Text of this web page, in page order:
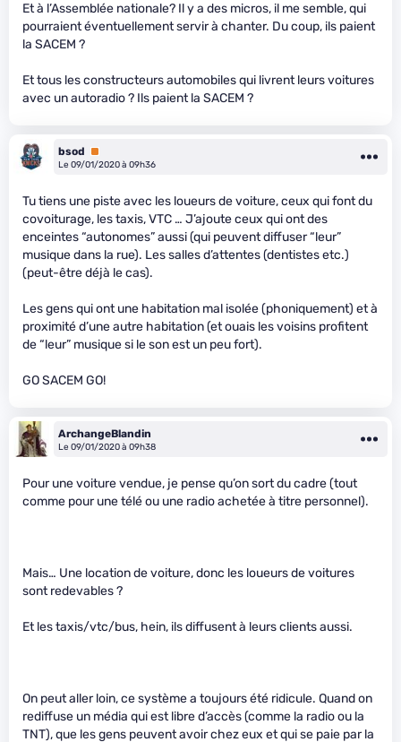
Et à l’Assemblée nationale? Il y a des micros, il me semble, qui
pourraient éventuellement servir à chanter. Du coup, ils paient
la SACEM ?
Et tous les constructeurs automobiles qui livrent leurs voitures
avec un autoradio ? Ils paient la SACEM ?
bsod
Premium
Le 09/01/2020 à 09h36
Tu tiens une piste avec les loueurs de voiture, ceux qui font du
covoiturage, les taxis, VTC … J’ajoute ceux qui ont des
enceintes “autonomes” aussi (qui peuvent diffuser “leur”
musique dans la rue). Les salles d’attentes (dentistes etc.)
(peut-être déjà le cas).
Les gens qui ont une habitation mal isolée (phoniquement) et à
proximité d’une autre habitation (et ouais les voisins profitent
de “leur” musique si le son est un peu fort).
GO SACEM GO!
ArchangeBlandin
Le 09/01/2020 à 09h38
Pour une voiture vendue, je pense qu’on sort du cadre (tout
comme pour une télé ou une radio achetée à titre personnel).
Mais… Une location de voiture, donc les loueurs de voitures
sont redevables ?
Et les taxis/vtc/bus, hein, ils diffusent à leurs clients aussi.
On peut aller loin, ce système a toujours été ridicule. Quand on
rediffuse un média qui est libre d’accès (comme la radio ou la
TNT), que les gens peuvent avoir chez eux et qui se paie par la